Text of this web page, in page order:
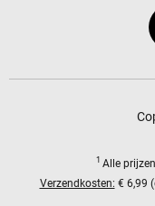
1 Alle prijzen
Verzendkosten: € 6,99